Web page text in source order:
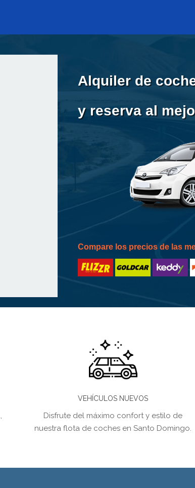
Alquiler de
y reserva al
Compare los precios de las
VEHÍCULOS NUEVOS
Disfrute del máximo confort y estilo de
nuestra flota de coches en Santo Domingo.